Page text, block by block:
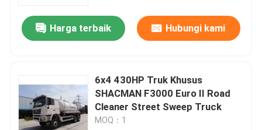
Rumah
Harga terbaik Hubungi kami
6x4 430HP Truk Khusus
SHACMAN F3000 Euro II Road
Cleaner Street Sweep Truck
MOQ：1